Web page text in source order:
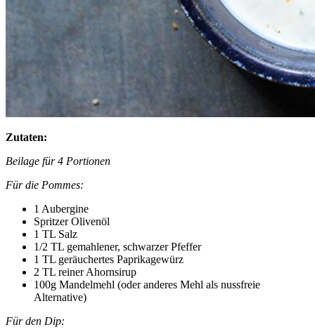
Zutaten:
Beilage für 4 Portionen
Für die Pommes:
1 Aubergine
Spritzer Olivenöl
1 TL Salz
1/2 TL gemahlener, schwarzer Pfeffer
1 TL geräuchertes Paprikagewürz
2 TL reiner Ahornsirup
100g Mandelmehl (oder anderes Mehl als nussfreie
Alternative)
Für den Dip: